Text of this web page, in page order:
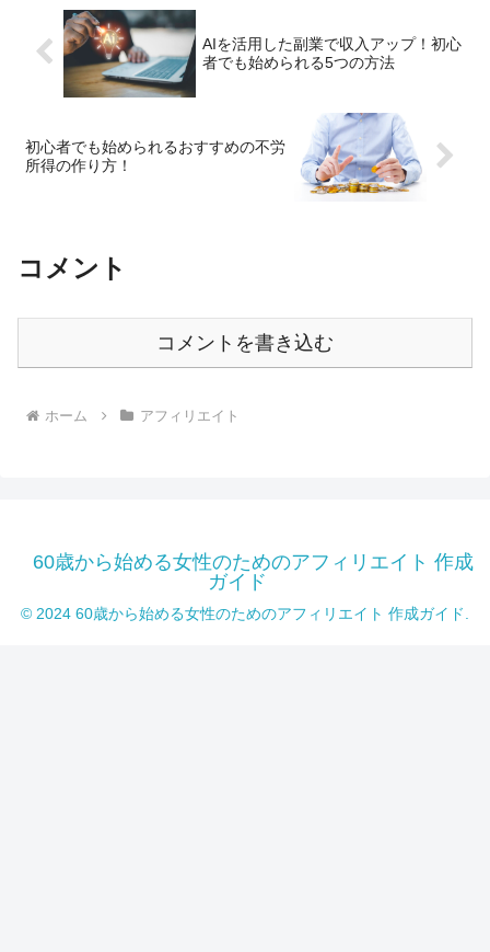
す。アフィリエイトとは、インタ
ーネット上で他人の商品やサー...
て...
AIを活用した副業で収入アップ！初心
者でも始められる5つの方法
初心者でも始められるおすすめの不労
所得の作り方！
コメント
コメントを書き込む
ホーム アフィリエイト
60歳から始める女性のためのアフィリエイト 作成
ガイド
© 2024 60歳から始める女性のためのアフィリエイト 作成ガイド.